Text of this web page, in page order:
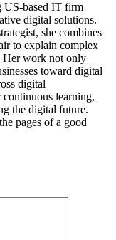
US-based IT firm
digital solutions.
she combines
to explain complex
Her work not only
toward digital
digital
learning,
the digital future.
pages of a good